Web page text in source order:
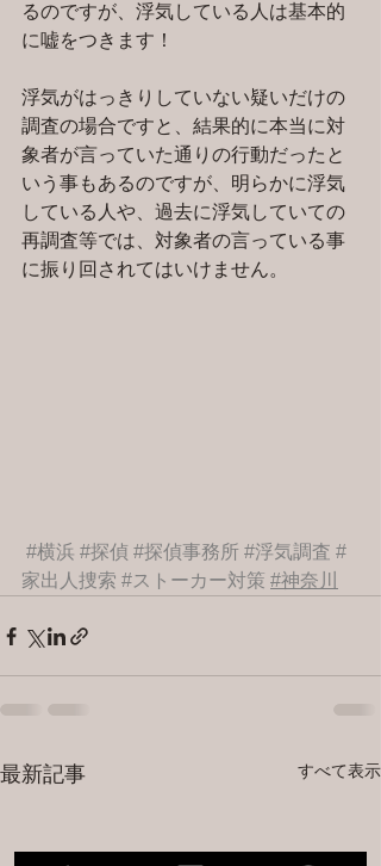
るのですが、浮気している人は基本的
に嘘をつきます！
浮気がはっきりしていない疑いだけの
調査の場合ですと、結果的に本当に対
象者が言っていた通りの行動だったと
いう事もあるのですが、明らかに浮気
している人や、過去に浮気していての
再調査等では、対象者の言っている事
に振り回されてはいけません。
#横浜 #探偵 #探偵事務所 #浮気調査 #
家出人捜索 #ストーカー対策 #神奈川
最新記事 すべて表示